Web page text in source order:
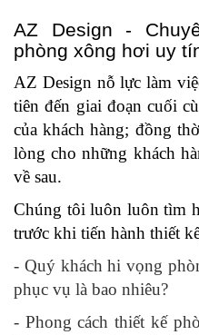
AZ Design -
phòng xông hơi uy
AZ Design nỗ lực làm
tiên đến giai đoạn cuối
của khách hàng; đồng
lòng cho những khách
về sau.
Chúng tôi luôn luôn tìm
trước khi tiến hành thiết
- Quý khách hi vọng
phục vụ là bao nhiêu?
- Phong cách thiết kế